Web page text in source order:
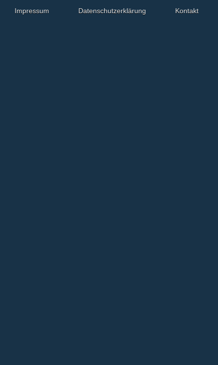
Impressum Datenschutzerklärung Kontakt